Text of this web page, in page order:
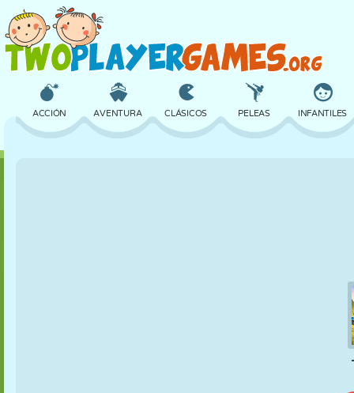
ACCIÓN AVENTURA CLÁSICOS PELEAS INFANTILES